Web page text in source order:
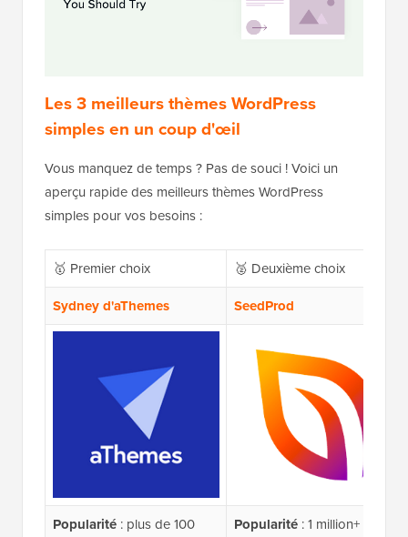
Les 3 meilleurs thèmes WordPress
simples en un coup d'œil
Vous manquez de temps ? Pas de souci ! Voici un
aperçu rapide des meilleurs thèmes WordPress
simples pour vos besoins :
🥇 Premier choix
🥈 Deuxième choix
Sydney d'aThemes
SeedProd
Popularité: plus de 100
Popularité: 1 million+